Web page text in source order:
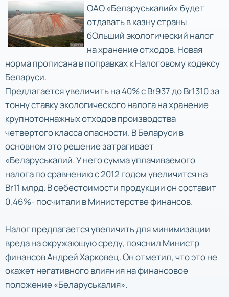
ОАО «Беларуськалий» будет
отдавать в казну страны
бОльший экологический налог
на хранение отходов. Новая
норма прописана в поправках к Налоговому кодексу
Беларуси.
Предлагается увеличить на 40% с Br937 до Br1310 за
тонну ставку экологического налога на хранение
крупнотоннажных отходов производства
четвертого класса опасности. В Беларуси в
основном это решение затрагивает
«Беларуськалий. У него сумма уплачиваемого
налога по сравнению с 2012 годом увеличится на
Br11 млрд. В себестоимости продукции он составит
0,46%- посчитали в Министерстве финансов.
Налог предлагается увеличить для минимизации
вреда на окружающую среду, пояснил Министр
финансов Андрей Харковец. Он отметил, что это не
окажет негативного влияния на финансовое
положение «Беларуськалия».